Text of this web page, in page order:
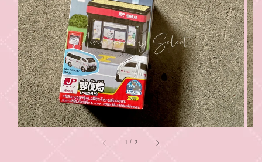
1 / 2